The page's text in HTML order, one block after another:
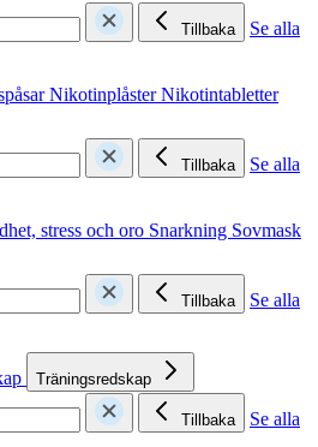
Tillbaka
Se alla
NikotinplåsterNikotintabletter
Tillbaka
Se alla
stress och oro Snarkning Sovmask
Tillbaka
Se alla
Träningsredskap
Tillbaka
Se alla